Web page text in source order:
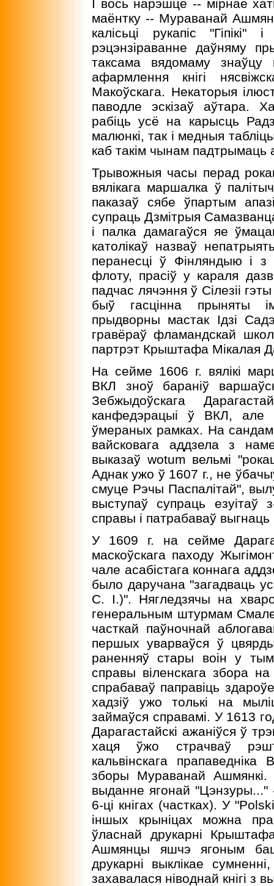
I вось нарэшце -- мiрнае
маёнтку -- Мураванай
калiсьцi рукапiс
рэцэнзiраванне даўняму
таксама вядомаму
афармлення кнiгi
Макоўскага. Некаторыя
паводле эскiзаў аўтара.
рабiць усё на карысць
малюнкi, так i медныя
каб такiм чынам падтрымаць
Трывожныя часы перад
вялiкага маршалка ў
паказаў сябе ўпартым
супраць Дзмiтрыя
i палка дамагаўся яе
католiкаў назваў
перанесцi ў Фiнляндыю i з
флоту, прасiў у караля
падчас лячэння ў Сiлезii
быў гасцiнна прыняты
прыдворны мастак Iдзi
гравёраў фламандскай
партрэт Крыштафа Мiкалая
На сейме 1606 г. вялiкi
ВКЛ зноў баранiў
Зебжыдоўскага
канфедэрацыi ў ВКЛ, але
ўмераных рамках. На
вайсковага аддзела з
выказаў wotum вельмi
Аднак ужо ў 1607 г., не
смуце Рэчы Паспалiтай",
выступаў супраць езуiтаў
справы i патрабаваў выгнаць
У 1609 г. на сейме
маскоўскага паходу
чале асабiстага коннага
было даручана "загадваць
С. I.)". Нягледзячы на
генеральным штурмам
часткай паўночнай
першых уварваўся ў
раненняў стары воiн у
справы вiленскага збора
спрабаваў паправiць
хадзiў ужо толькi на
займаўся справамi. У 1613
Дарагастайскi ажанiўся ў
хаця ўжо страчваў
кальвiнскага
зборы Мураванай Ашмянкi.
выданне ягонай
6-цi кнiгах (частках). У
iншых крынiцах можна
ўласнай друкарнi
Ашмянцы яшчэ ягоным
друкарнi выклiкае
захавалася нiводнай кнiгi з